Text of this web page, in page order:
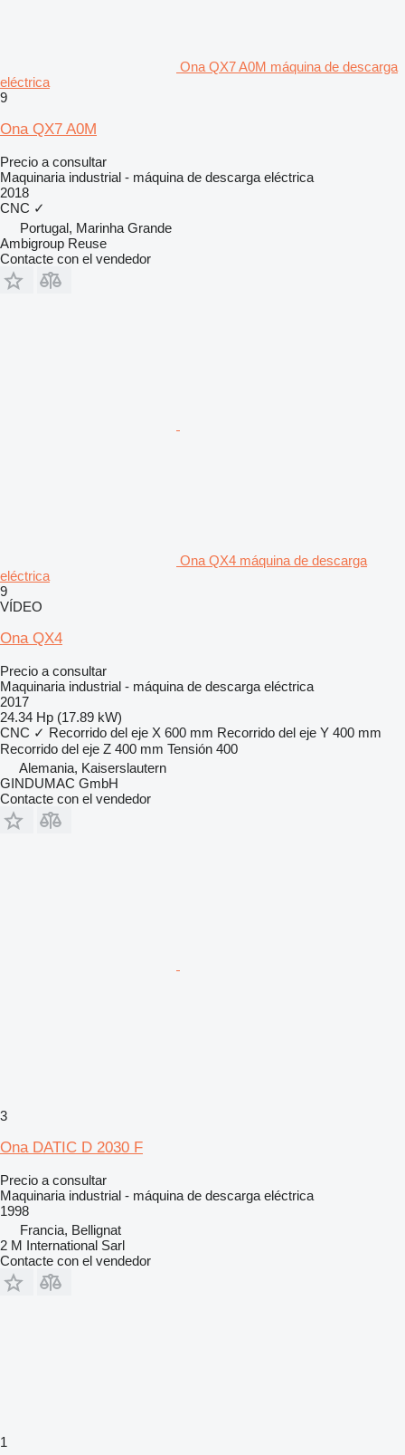
Ona QX7 A0M máquina de descarga
eléctrica
9
Ona QX7 A0M
Precio a consultar
Maquinaria industrial - máquina de descarga eléctrica
2018
CNC ✓
Portugal, Marinha Grande
Ambigroup Reuse
Contacte con el vendedor
Ona QX4 máquina de descarga
eléctrica
9
VÍDEO
Ona QX4
Precio a consultar
Maquinaria industrial - máquina de descarga eléctrica
2017
24.34 Hp (17.89 kW)
CNC ✓ Recorrido del eje X 600 mm Recorrido del eje Y 400 mm
Recorrido del eje Z 400 mm Tensión 400
Alemania, Kaiserslautern
GINDUMAC GmbH
Contacte con el vendedor
3
Ona DATIC D 2030 F
Precio a consultar
Maquinaria industrial - máquina de descarga eléctrica
1998
Francia, Bellignat
2 M International Sarl
Contacte con el vendedor
1